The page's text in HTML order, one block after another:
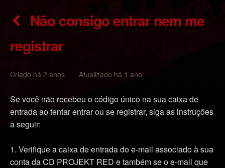
Não consigo entrar nem me
registrar
Criado há 2 anos Atualizado há 1 ano
Se você não recebeu o código único na sua caixa de
entrada ao tentar entrar ou se registrar, siga as instruções
a seguir:
Verifique a caixa de entrada do e-mail associado à sua
conta da CD PROJEKT RED e também se o e-mail que